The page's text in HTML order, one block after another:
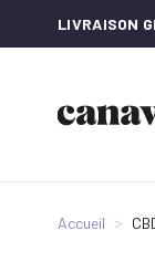
LIVRAISON
Accueil